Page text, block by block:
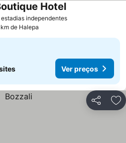
independentesVer preços
HotelVer preços
de Halepa
Ver preços
Partilhar